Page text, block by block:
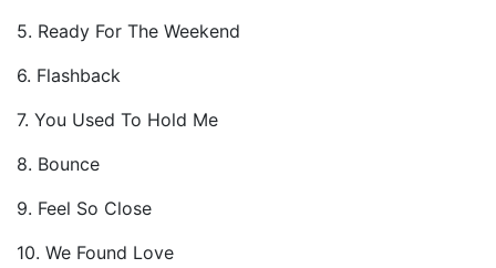
5. Ready For The Weekend
6. Flashback
7. You Used To Hold Me
8. Bounce
9. Feel So Close
10. We Found Love